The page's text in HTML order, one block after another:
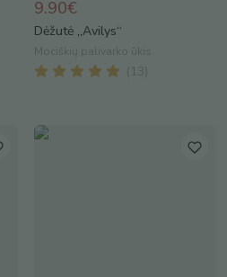
9.90€
Dėžutė „Avilys“
Mociškių palivarko ūkis
( 13